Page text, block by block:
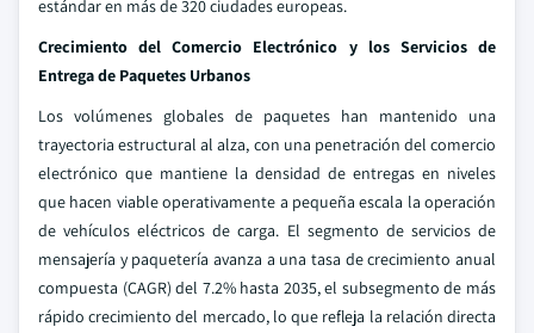
estándar en más de 320 ciudades europeas.
Crecimiento del Comercio Electrónico y los Servicios de
Entrega de Paquetes Urbanos
Los volúmenes globales de paquetes han mantenido una
trayectoria estructural al alza, con una penetración del comercio
electrónico que mantiene la densidad de entregas en niveles
que hacen viable operativamente a pequeña escala la operación
de vehículos eléctricos de carga. El segmento de servicios de
mensajería y paquetería avanza a una tasa de crecimiento anual
compuesta (CAGR) del 7.2% hasta 2035, el subsegmento de más
rápido crecimiento del mercado, lo que refleja la relación directa